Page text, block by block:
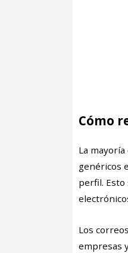
Cómo
La
genéricos
perfil.
Los
empresas